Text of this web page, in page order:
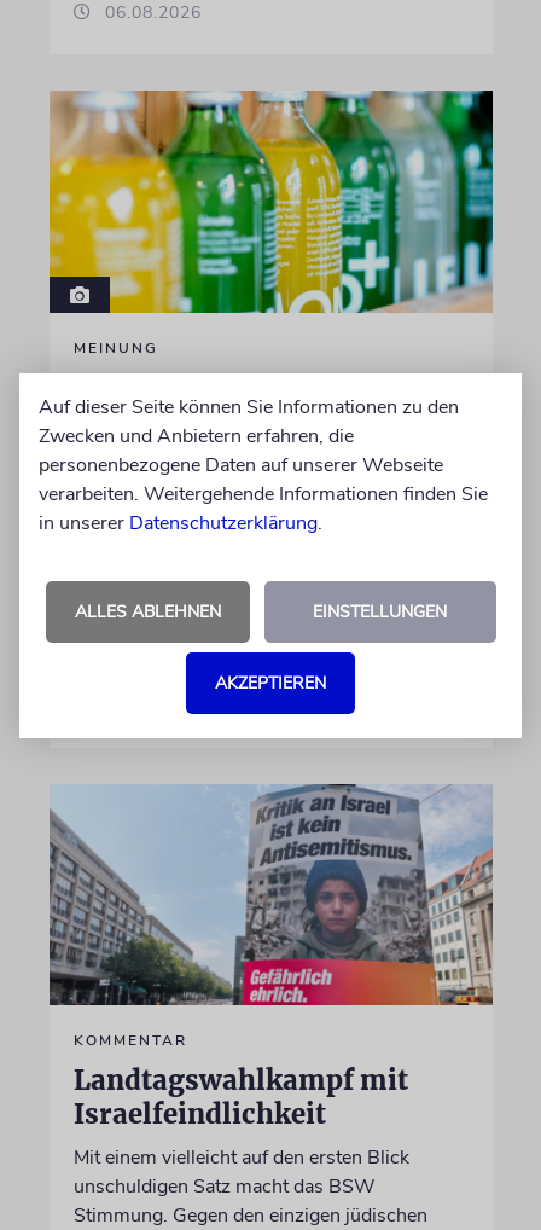
06.08.2026
MEINUNG
Limonade antisemitisch
sein?
Beim FC St. Pauli ist der langjährige Kapitän
Jackson Irvine weg, doch bei der politisch
anti-israelische Australier weiter im
Aufsichtsrat
06.08.2026
KOMMENTAR
Landtagswahlkampf mit
Israelfeindlichkeit
Mit einem vielleicht auf den ersten Blick
unschuldigen Satz macht das BSW
Stimmung. Gegen den einzigen jüdischen
Auf dieser Seite können Sie Informationen zu den
Zwecken und Anbietern erfahren, die
personenbezogene Daten auf unserer Webseite
verarbeiten. Weitergehende Informationen finden Sie
in unserer Datenschutzerklärung.
ALLES ABLEHNEN EINSTELLUNGEN
AKZEPTIEREN